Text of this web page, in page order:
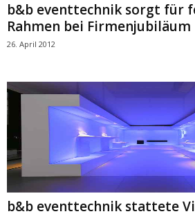
b&b eventtechnik sorgt für
Rahmen bei Firmenjubiläum
26. April 2012
b&b eventtechnik stattete